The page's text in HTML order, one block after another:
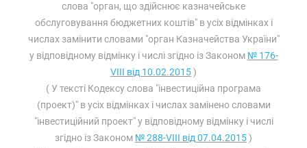
слова "орган, що здійснює казначейське
обслуговування бюджетних коштів" в усіх відмінках і
числах замінити словами "орган Казначейства України"
у відповідному відмінку і числі згідно із Законом № 176-
VIII від 10.02.2015)
( У тексті Кодексу слова "інвестиційна програма
(проект)" в усіх відмінках і числах замінено словами
"інвестиційний проект" у відповідному відмінку і числі
згідно із Законом № 288-VIII від 07.04.2015)